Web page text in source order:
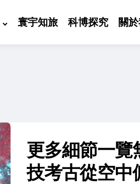
寰宇知旅 科博探究 關
更多細節一覽
技考古從空中